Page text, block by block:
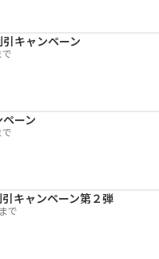
キャンペーン
で
ーン
で
キャンペーン第２弾
まで